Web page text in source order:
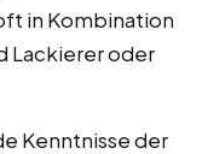
in Kombination
Lackierer oder
Kenntnisse der